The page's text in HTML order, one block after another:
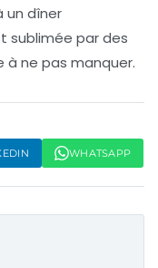
un dîner
sublimée par des
à ne pas manquer.
WHATSAPP